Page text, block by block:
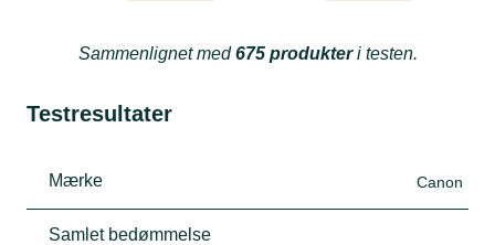
Sammenlignet med675 produkteri testen.
Testresultater
Mærke Canon
Samlet bedømmelse